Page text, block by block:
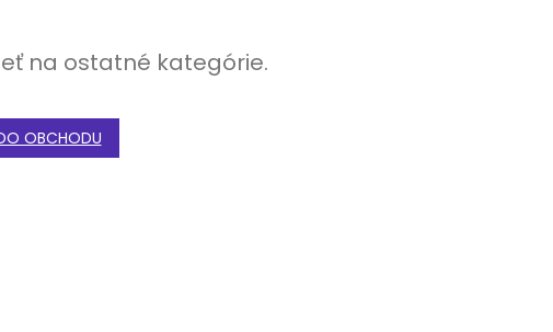
na ostatné kategórie.
OBCHODU